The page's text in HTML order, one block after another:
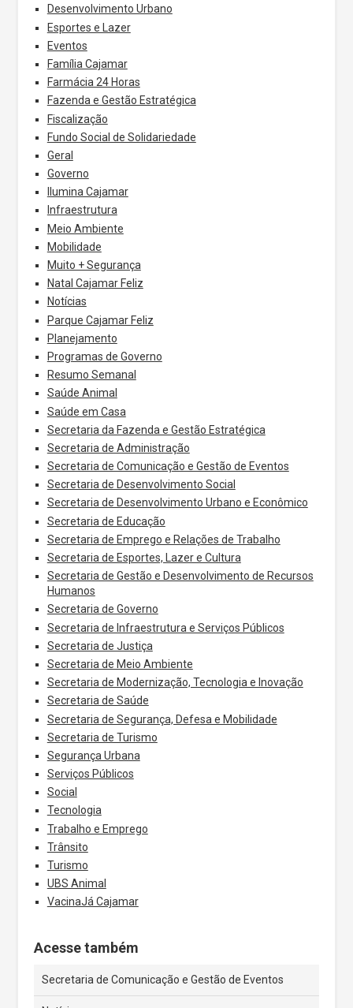
Desenvolvimento Urbano
Esportes e Lazer
Eventos
Família Cajamar
Farmácia 24 Horas
Fazenda e Gestão Estratégica
Fiscalização
Fundo Social de Solidariedade
Geral
Governo
Ilumina Cajamar
Infraestrutura
Meio Ambiente
Mobilidade
Muito + Segurança
Natal Cajamar Feliz
Notícias
Parque Cajamar Feliz
Planejamento
Programas de Governo
Resumo Semanal
Saúde Animal
Saúde em Casa
Secretaria da Fazenda e Gestão Estratégica
Secretaria de Administração
Secretaria de Comunicação e Gestão de Eventos
Secretaria de Desenvolvimento Social
Secretaria de Desenvolvimento Urbano e Econômico
Secretaria de Educação
Secretaria de Emprego e Relações de Trabalho
Secretaria de Esportes, Lazer e Cultura
Secretaria de Gestão e Desenvolvimento de Recursos
Humanos
Secretaria de Governo
Secretaria de Infraestrutura e Serviços Públicos
Secretaria de Justiça
Secretaria de Meio Ambiente
Secretaria de Modernização, Tecnologia e Inovação
Secretaria de Saúde
Secretaria de Segurança, Defesa e Mobilidade
Secretaria de Turismo
Segurança Urbana
Serviços Públicos
Social
Tecnologia
Trabalho e Emprego
Trânsito
Turismo
UBS Animal
VacinaJá Cajamar
Acesse também
Secretaria de Comunicação e Gestão de Eventos